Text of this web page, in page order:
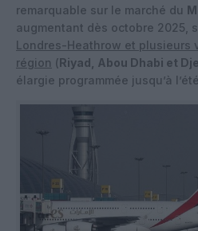
remarquable sur le marché du
augmentant dès octobre 2025,
Londres-Heathrow et plusieurs
région (Riyad , Abou Dhabi et
élargie programmée jusqu’à